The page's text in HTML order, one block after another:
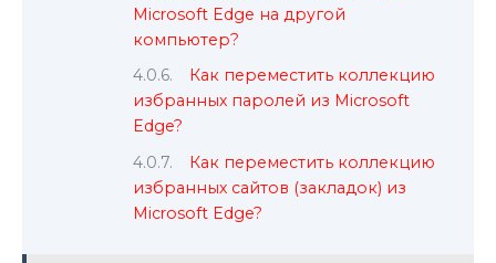
Microsoft Edge на другой
компьютер?
Как переместить коллекцию
избранных паролей из Microsoft
Edge?
Как переместить коллекцию
избранных сайтов (закладок) из
Microsoft Edge?